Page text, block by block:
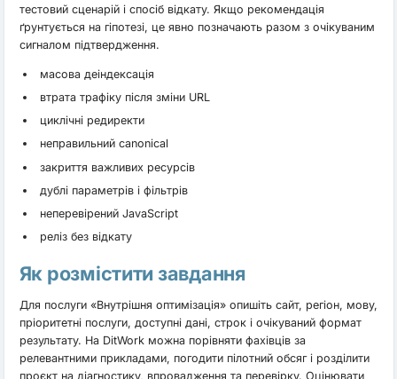
тестовий сценарій і спосіб відкату. Якщо рекомендація
ґрунтується на гіпотезі, це явно позначають разом з очікуваним
сигналом підтвердження.
масова деіндексація
втрата трафіку після зміни URL
циклічні редиректи
неправильний canonical
закриття важливих ресурсів
дублі параметрів і фільтрів
неперевірений JavaScript
реліз без відкату
Як розмістити завдання
Для послуги «Внутрішня оптимізація» опишіть сайт, регіон, мову,
пріоритетні послуги, доступні дані, строк і очікуваний формат
результату. На DitWork можна порівняти фахівців за
релевантними прикладами, погодити пілотний обсяг і розділити
проєкт на діагностику, впровадження та перевірку. Оцінювати